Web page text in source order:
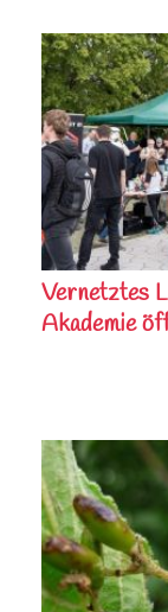
Vernetztes
Akademie